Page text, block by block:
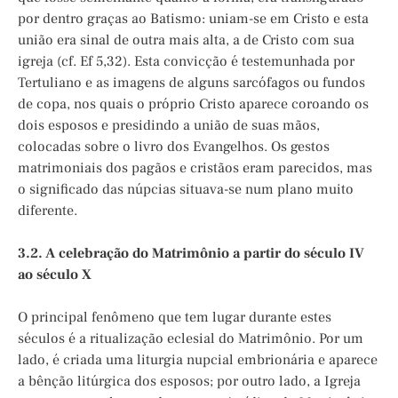
por dentro graças ao Batismo: uniam-se em Cristo e esta
união era sinal de outra mais alta, a de Cristo com sua
igreja (cf. Ef 5,32). Esta convicção é testemunhada por
Tertuliano e as imagens de alguns sarcófagos ou fundos
de copa, nos quais o próprio Cristo aparece coroando os
dois esposos e presidindo a união de suas mãos,
colocadas sobre o livro dos Evangelhos. Os gestos
matrimoniais dos pagãos e cristãos eram parecidos, mas
o significado das núpcias situava-se num plano muito
diferente.
3.2. A celebração do Matrimônio a partir do século IV
ao século X
O principal fenômeno que tem lugar durante estes
séculos é a ritualização eclesial do Matrimônio. Por um
lado, é criada uma liturgia nupcial embrionária e aparece
a bênção litúrgica dos esposos; por outro lado, a Igreja